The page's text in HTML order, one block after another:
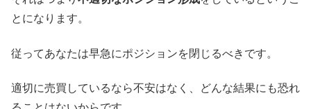
とになります。
従ってあなたは早急にポジションを閉じるべきです。
適切に売買しているなら不安はなく、どんな結果にも恐れ